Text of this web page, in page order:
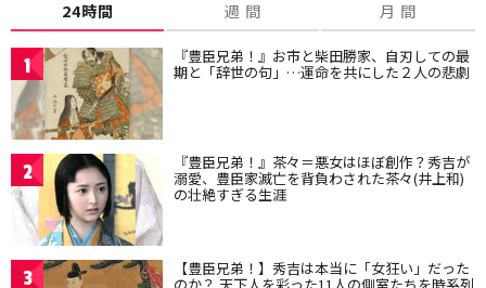
24時間 週 間 月 間
1 『豊臣兄弟！』お市と柴田勝家、自刃しての最
期と「辞世の句」…運命を共にした２人の悲劇
2 『豊臣兄弟！』茶々＝悪女はほぼ創作？秀吉が
溺愛、豊臣家滅亡を背負わされた茶々(井上和)
の壮絶すぎる生涯
3 【豊臣兄弟！】秀吉は本当に「女狂い」だった